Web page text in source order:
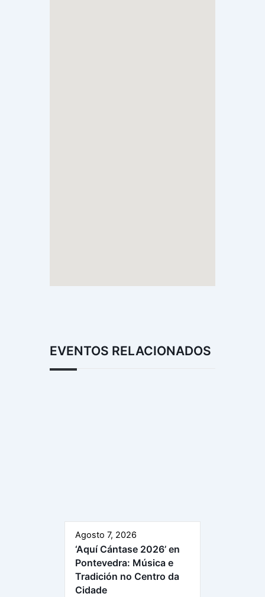
EVENTOS RELACIONADOS
Agosto 7, 2026
‘Aquí Cántase 2026’ en
Pontevedra: Música e
Tradición no Centro da
Cidade